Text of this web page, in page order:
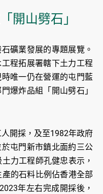
開山劈石」
礦業發展的專題展覽。
程拓展署轄下土力工程
唯一仍在營運的屯門藍
爆炸品組「開山劈石」
開採，及至1982年政府
屯門新市鎮北面約三公
力工程師孔健忠表示，
的石料比例佔香港全部
年左右完成開採後，